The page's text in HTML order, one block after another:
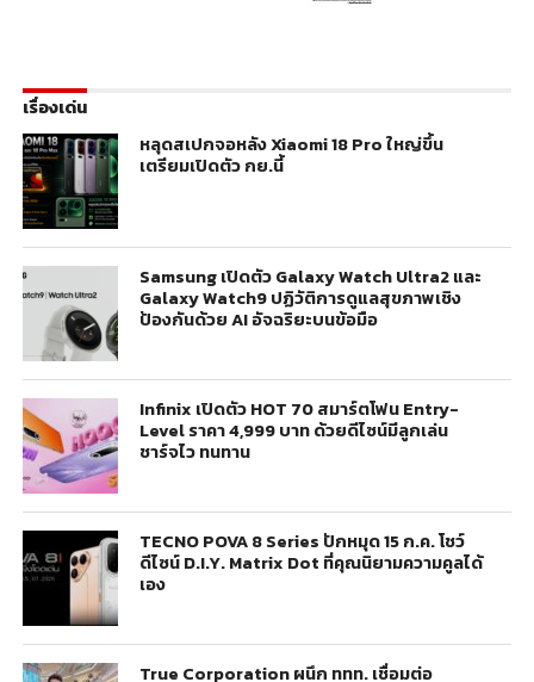
เรื่องเด่น
หลุดสเปกจอหลัง Xiaomi 18 Pro ใหญ่ขึ้น
เตรียมเปิดตัว กย.นี้
Samsung เปิดตัว Galaxy Watch Ultra2 และ
Galaxy Watch9 ปฏิวัติการดูแลสุขภาพเชิง
ป้องกันด้วย AI อัจฉริยะบนข้อมือ
Infinix เปิดตัว HOT 70 สมาร์ตโฟน Entry-
Level ราคา 4,999 บาท ด้วยดีไซน์มีลูกเล่น
ชาร์จไว ทนทาน
TECNO POVA 8 Series ปักหมุด 15 ก.ค. โชว์
ดีไซน์ D.I.Y. Matrix Dot ที่คุณนิยามความคูลได้
เอง
True Corporation ผนึก ททท. เชื่อมต่อ